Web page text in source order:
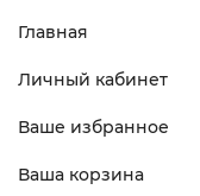
Главная
Личный кабинет
Ваше избранное
Ваша корзина